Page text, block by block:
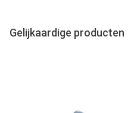
Gelijkaardige producten